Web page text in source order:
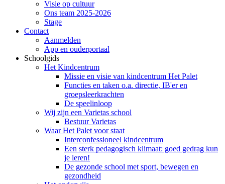
Visie op cultuur
Ons team 2025-2026
Stage
Contact
Aanmelden
App en ouderportaal
Schoolgids
Het Kindcentrum
Missie en visie van kindcentrum Het Palet
Functies en taken o.a. directie, IB'er en
groepsleerkrachten
De speelinloop
Wij zijn een Varietas school
Bestuur Varietas
Waar Het Palet voor staat
Interconfessioneel kindcentrum
Een sterk pedagogisch klimaat: goed gedrag kun
je leren!
De gezonde school met sport, bewegen en
gezondheid